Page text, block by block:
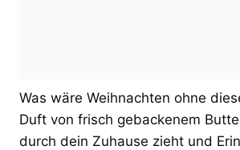
Was wäre Weihnachten ohne
Duft von frisch gebackenem
durch dein Zuhause zieht und